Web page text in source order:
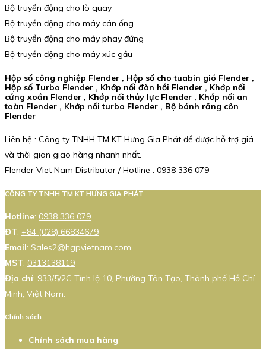
Bộ truyền động cho lò quay
Bộ truyền động cho máy cán ống
Bộ truyền động cho máy phay đứng
Bộ truyền động cho máy xúc gầu
Hộp số công nghiệp Flender , Hộp số cho tuabin gió Flender ,
Hộp số Turbo Flender , Khớp nối đàn hồi Flender , Khớp nối
cứng xoắn Flender , Khớp nối thủy lực Flender , Khớp nối an
toàn Flender , Khớp nối turbo Flender , Bộ bánh răng côn
Flender
Liên hệ : Công ty TNHH TM KT Hưng Gia Phát để được hỗ trợ giá
và thời gian giao hàng nhanh nhất.
Flender Viet Nam Distributor / Hotline : 0938 336 079
CÔNG TY TNHH TM KT HƯNG GIA PHÁT
Hotline: 0938 336 079
ĐT: +84 (028) 66834679
Email: Sales2@hgpvietnam.com
MST: 0313138119
Địa chỉ: 933/5/2C Tỉnh lộ 10, Phường Tân Tạo, Thành phố Hồ Chí
Minh, Việt Nam.
Chính sách
Chính sách mua hàng